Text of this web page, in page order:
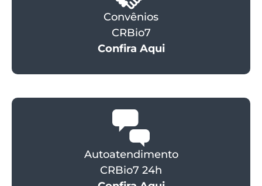
Convênios
CRBio7
Confira Aqui
Autoatendimento
CRBio7 24h